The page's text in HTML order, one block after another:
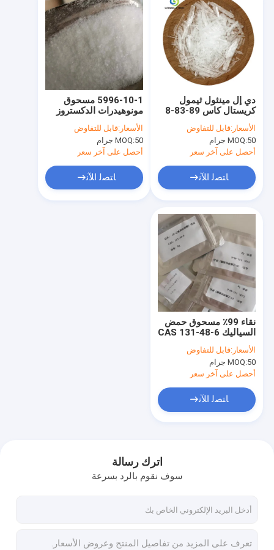
منتجات
معلومات عنا
جولة في المعمل
مراقبة الجودة
اطلب اقتباس
مينوكسيديل مسحوق
5996-10-1 مسحوق
مونوهيدرات الدكستروز
الغذائية الطبيعية
الأسعار:قابل للتفاوض
MOQ:50 جرام
أحصل على آخر سعر
ﺎﺘﺼﻟ ﺍﻶﻧ
دي إل مينثول ثيمول
كريستال كاس 89-83-8
للمطهر
الأسعار:قابل للتفاوض
MOQ:50 جرام
أحصل على آخر سعر
ﺎﺘﺼﻟ ﺍﻶﻧ
نقاء 99٪ مسحوق حمض
السياليك CAS 131-48-6
المضافات الغذائية
الطبيعية
الأسعار:قابل للتفاوض
MOQ:50 جرام
أحصل على آخر سعر
ﺎﺘﺼﻟ ﺍﻶﻧ
اترك رسالة
سوف نقوم بالرد بسرعة